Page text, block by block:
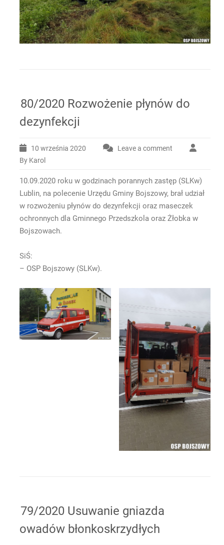
80/2020 Rozwożenie płynów do
dezynfekcji
10 września 2020
Leave a comment
By Karol
10.09.2020 roku w godzinach porannych zastęp (SLKw)
Lublin, na polecenie Urzędu Gminy Bojszowy, brał udział
w rozwożeniu płynów do dezynfekcji oraz maseczek
ochronnych dla Gminnego Przedszkola oraz Żłobka w
Bojszowach.
SiŚ:
– OSP Bojszowy (SLKw).
79/2020 Usuwanie gniazda
owadów błonkoskrzydłych